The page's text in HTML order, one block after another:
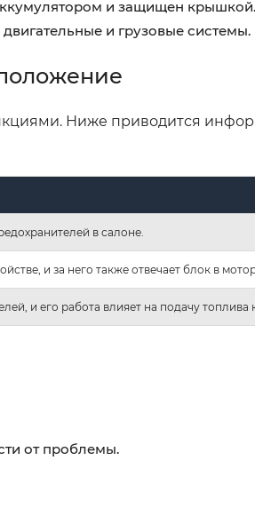
и защищен крышкой.
и грузовые системы.
Ниже приводится
в салоне.
и за него также отвечает блок в
и его работа влияет на подачу топлива
от проблемы.